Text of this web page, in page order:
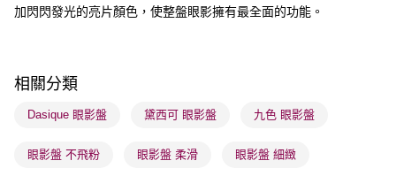
順豐站及營業點 - 確認發貨後1-3個工作天送達
物流公司進行物流配送
每筆HK$65.00，滿HK$300.00或以上免運費
(香港門市) 只顯示可選門市。確認發貨後2-5個工作天到店，3天內
加閃閃發光的亮片顏色，使整盤眼影擁有最全面的功能。
相關分類
Dasique 眼影盤 黛西可 眼影盤 九色 眼影盤
眼影盤 不飛粉 眼影盤 柔滑 眼影盤 細緻